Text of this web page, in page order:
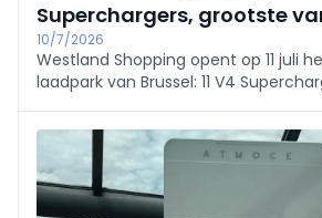
Superchargers, grootste
10/7/2026
Westland Shopping opent op 11 juli
laadpark van Brussel: 11 V4
minder dan 20 min, als aanvulling
punten. Opening met testritten,
foodtruck.